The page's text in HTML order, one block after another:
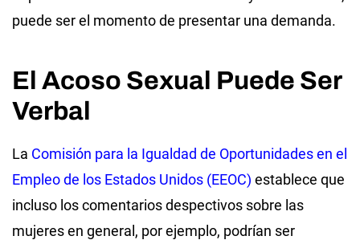
puede ser el momento de presentar una demanda.
El Acoso Sexual Puede Ser
Verbal
La Comisión para la Igualdad de Oportunidades en el
Empleo de los Estados Unidos (EEOC) establece que
incluso los comentarios despectivos sobre las
mujeres en general, por ejemplo, podrían ser